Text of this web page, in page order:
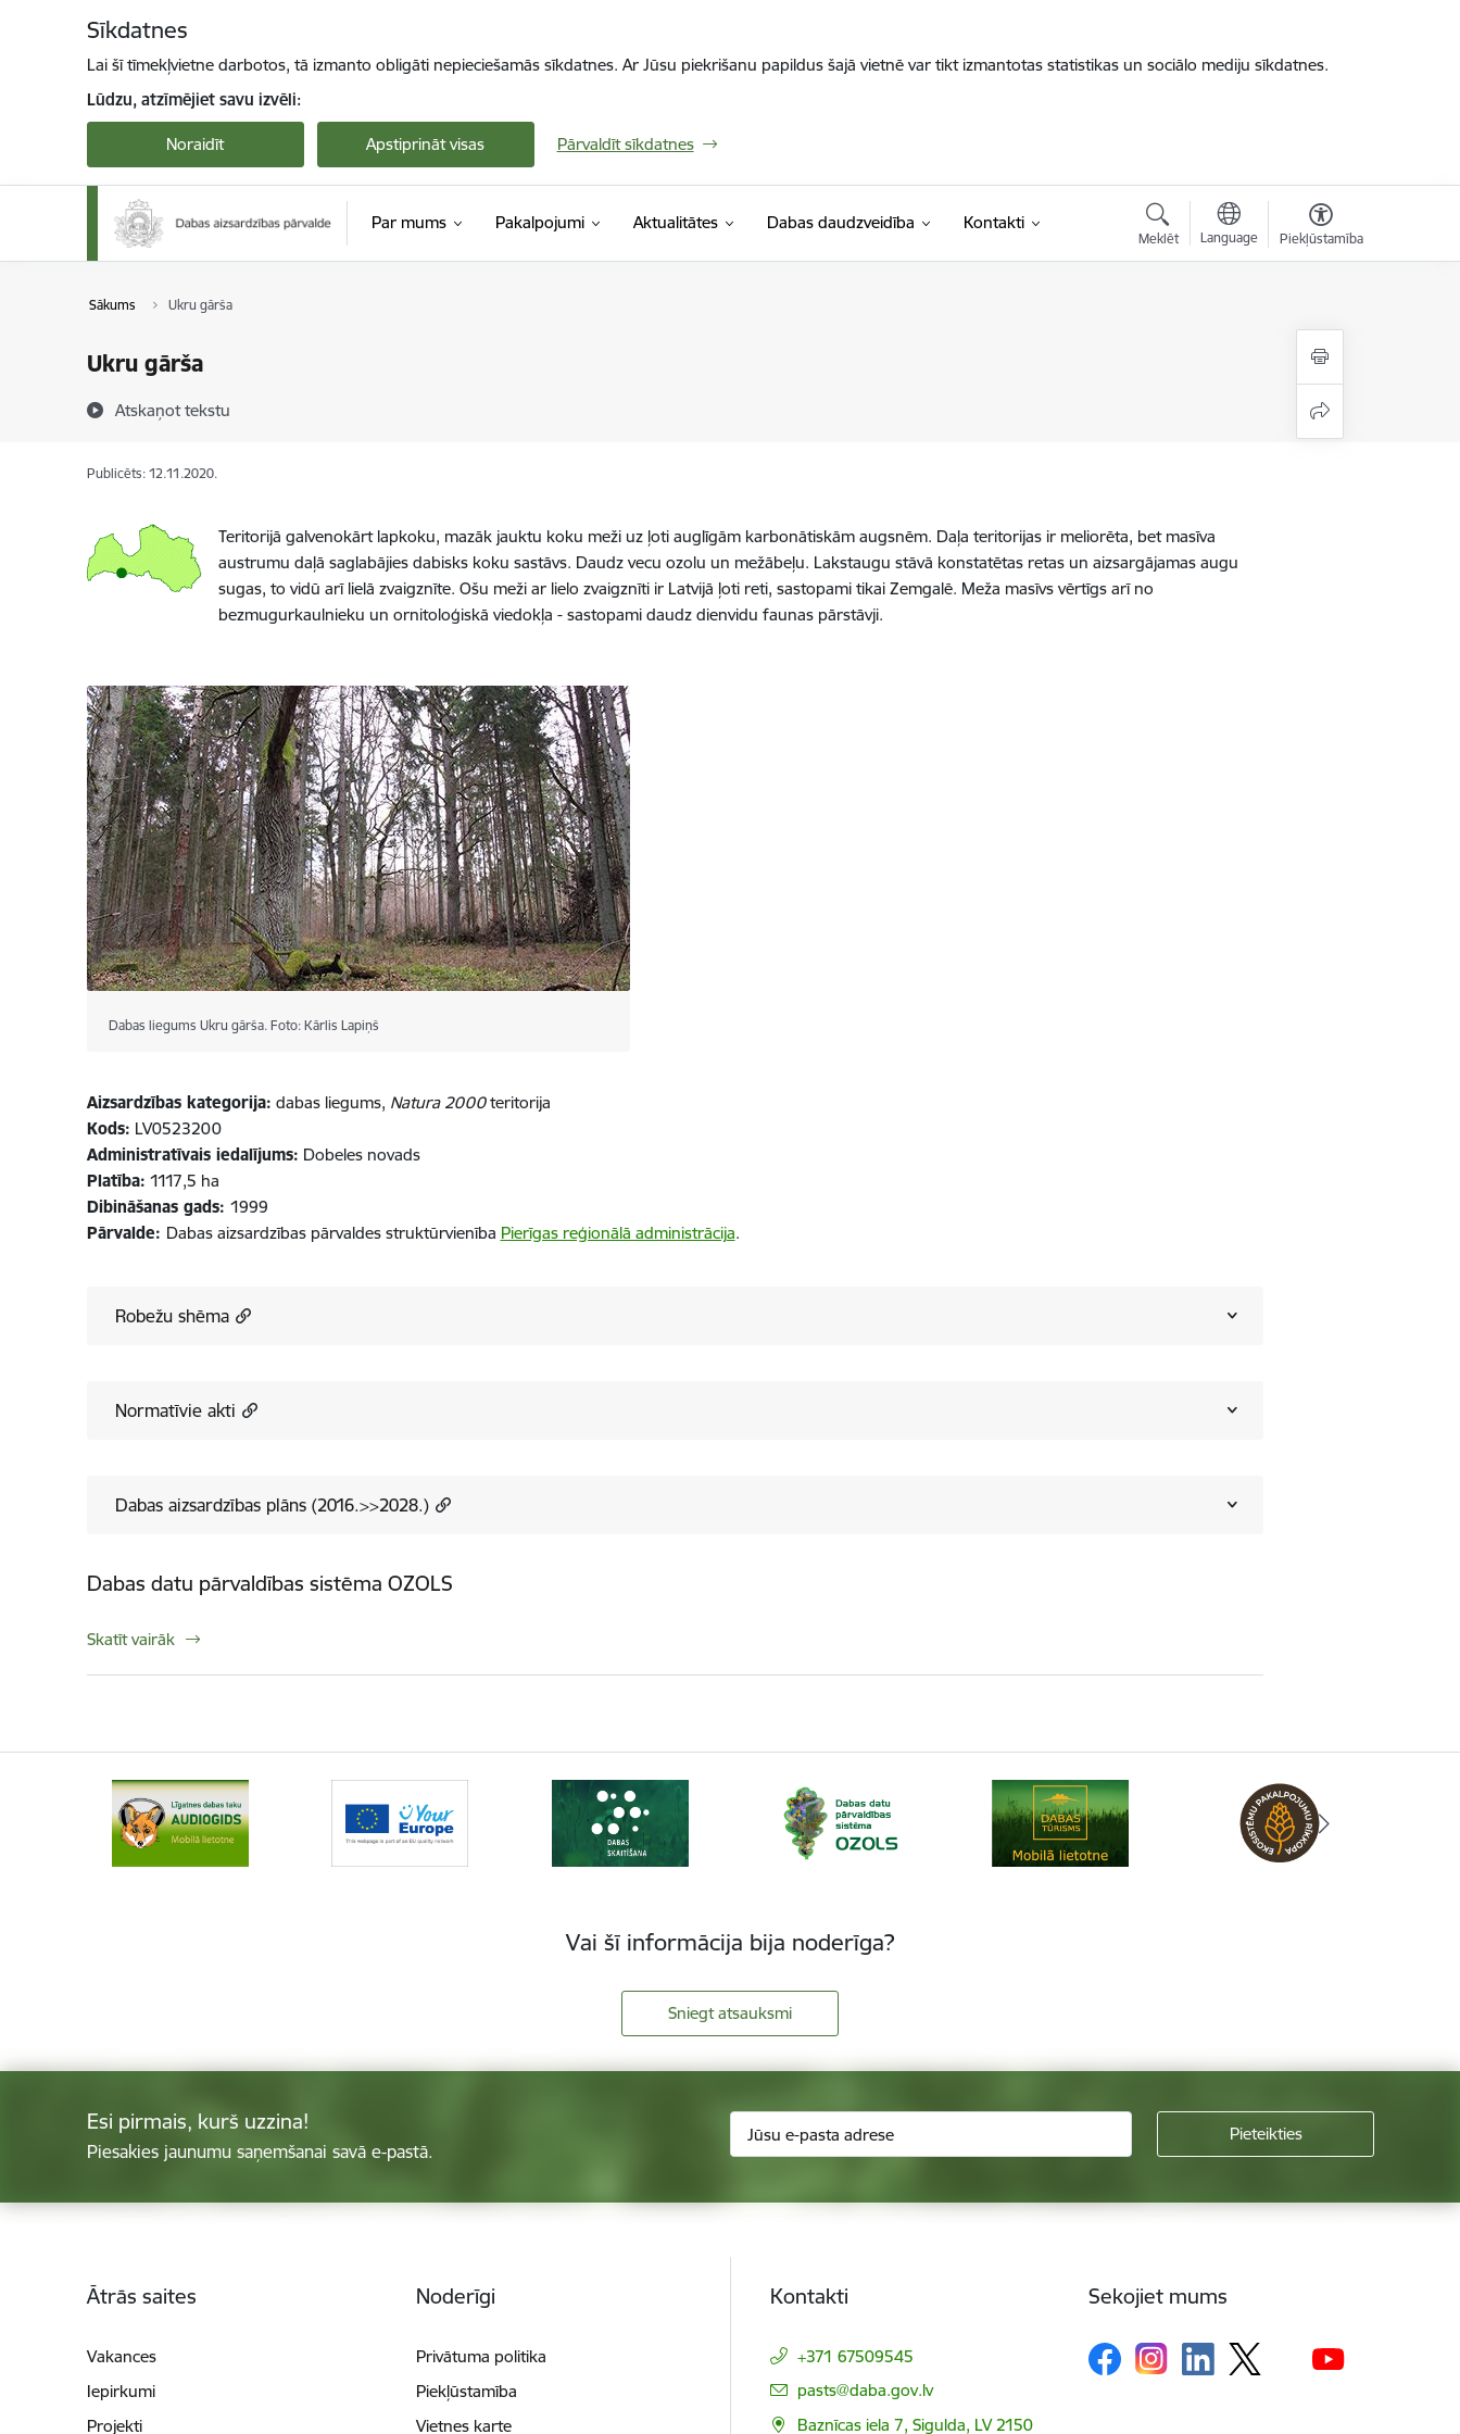
Sīkdatnes
Lai šī tīmekļvietne darbotos, tā izmanto obligāti nepieciešamās sīkdatnes. Ar Jūsu piekrišanu papildus šajā vietnē var tikt izmantotas statistikas un sociālo mediju sīkdatnes.
Lūdzu, atzīmējiet savu izvēli:
Noraidīt Apstiprināt visas Pārvaldīt sīkdatnes
Par mums Pakalpojumi Aktualitātes Dabas daudzveidība Kontakti
Meklēt Language Piekļūstamība
Sākums Ukru gārša
Ukru gārša
Atskaņot tekstu
Publicēts: 12.11.2020.
Teritorijā galvenokārt lapkoku, mazāk jauktu koku meži uz ļoti auglīgām karbonātiskām augsnēm. Daļa teritorijas ir meliorēta, bet masīva
austrumu daļā saglabājies dabisks koku sastāvs. Daudz vecu ozolu un mežābeļu. Lakstaugu stāvā konstatētas retas un aizsargājamas augu
sugas, to vidū arī lielā zvaigznīte. Ošu meži ar lielo zvaigznīti ir Latvijā ļoti reti, sastopami tikai Zemgalē. Meža masīvs vērtīgs arī no
bezmugurkaulnieku un ornitoloģiskā viedokļa - sastopami daudz dienvidu faunas pārstāvji.
Dabas liegums Ukru gārša. Foto: Kārlis Lapiņš
Aizsardzības kategorija: dabas liegums, Natura 2000teritorija
Kods: LV0523200
Administratīvais iedalījums: Dobeles novads
Platība: 1117,5 ha
Dibināšanas gads: 1999
Pārvalde: Dabas aizsardzības pārvaldes struktūrvienība Pierīgas reģionālā administrācija.
Robežu shēma
Normatīvie akti
Dabas aizsardzības plāns (2016.>>2028.)
Dabas datu pārvaldības sistēma OZOLS
Skatīt vairāk
Vai šī informācija bija noderīga?
Sniegt atsauksmi
Esi pirmais, kurš uzzina!
Piesakies jaunumu saņemšanai savā e-pastā.
Ātrās saites
Vakances
Iepirkumi
Projekti
Noderīgi
Privātuma politika
Piekļūstamība
Vietnes karte
Kontakti
+371 67509545
E-pasts:
pasts@daba.gov.lv
Baznīcas iela 7, Sigulda, LV 2150
Sekojiet mums